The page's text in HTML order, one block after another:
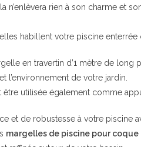
n’enlèvera rien à son charme et
habillent votre piscine
en travertin d’1 mètre de
l’environnement de votre jardin.
utilisée également comme
et de robustesse à votre piscine
margelles de piscine pour